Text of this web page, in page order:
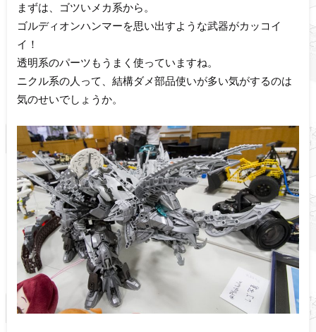
まずは、ゴツいメカ系から。
ゴルディオンハンマーを思い出すような武器がカッコイ
イ！
透明系のパーツもうまく使っていますね。
ニクル系の人って、結構ダメ部品使いが多い気がするのは
気のせいでしょうか。